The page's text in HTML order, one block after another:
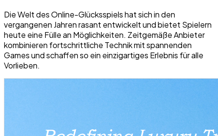
Die Welt des Online-Glücksspiels hat sich in den
vergangenen Jahren rasant entwickelt und bietet Spielern
heute eine Fülle an Möglichkeiten. Zeitgemäße Anbieter
kombinieren fortschrittliche Technik mit spannenden
Games und schaffen so ein einzigartiges Erlebnis für alle
Vorlieben.